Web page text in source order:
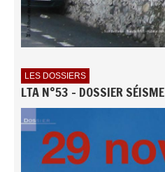
LES DOSSIERS
LTA N°53 - DOSSIER SÉISME